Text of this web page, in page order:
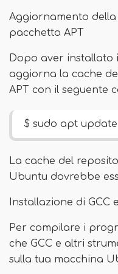
Aggiornamento
pacchetto APT
Dopo aver installato
aggiorna la cache
APT con il seguente
$ sudo apt update
La cache del
Ubuntu dovrebbe
Installazione di GCC
Per compilare i
che GCC e altri
sulla tua macchina